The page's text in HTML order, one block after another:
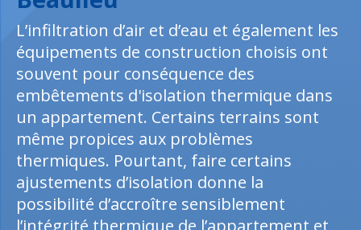
L’infiltration d’air et d’eau et également les
équipements de construction choisis ont
souvent pour conséquence des
embêtements d'isolation thermique dans
un appartement. Certains terrains sont
même propices aux problèmes
thermiques. Pourtant, faire certains
ajustements d’isolation donne la
possibilité d’accroître sensiblement
l’intégrité thermique de l’appartement et